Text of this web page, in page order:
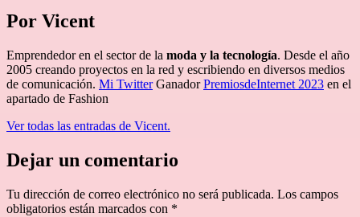
Por Vicent
Emprendedor en el sector de la moda y la tecnología. Desde el año
2005 creando proyectos en la red y escribiendo en diversos medios
de comunicación. Mi TwitterGanadorPremiosdeInternet 2023 en el
apartado de Fashion
Ver todas las entradas de Vicent.
Dejar un comentario
Tu dirección de correo electrónico no será publicada. Los campos
obligatorios están marcados con *